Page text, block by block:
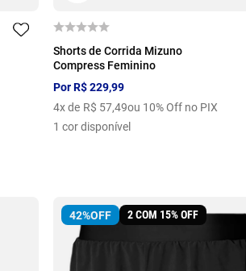
Shorts de Corrida Mizuno
Compress Feminino
PorR$229,99
4x de R$ 57,49ou 10% Off no PIX
1 cor disponível
42%OFF 2 COM 15% OFF